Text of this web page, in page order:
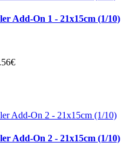
Add-On 1 - 21x15cm (1/10)
Add-On 2 - 21x15cm (1/10)